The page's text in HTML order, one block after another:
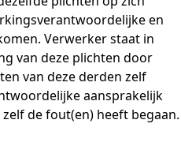
en
Verwerker staat in
van deze plichten door
van deze derden zelf
aansprakelijk
de fout(en) heeft begaan.